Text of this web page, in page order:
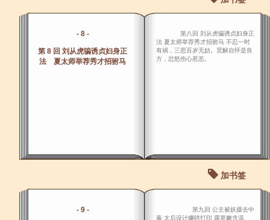
- 8 -
第 8 回 刘从虎骗诱贞妇身正
法 夏太师举荐秀才招驸马
第八回 刘从虎骗诱贞妇身正
法 夏太师举荐秀才招驸马 不忍一时
有祸，三思百岁无妨。宽解自怀是良
方，忿怒伤心惹恙。
加书签
- 9 -
第九回 公主被妖摄去中
毒 太后设计赚哄打印 露草嫩含温